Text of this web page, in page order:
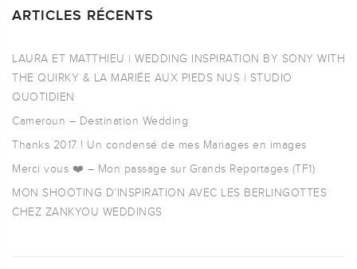
ARTICLES RÉCENTS
LAURA ET MATTHIEU | WEDDING INSPIRATION BY SONY WITH
THE QUIRKY & LA MARIÉE AUX PIEDS NUS | STUDIO
QUOTIDIEN
Cameroun – Destination Wedding
Thanks 2017 ! Un condensé de mes Mariages en images
Merci vous ❤️ – Mon passage sur Grands Reportages (TF1)
MON SHOOTING D’INSPIRATION AVEC LES BERLINGOTTES
CHEZ ZANKYOU WEDDINGS